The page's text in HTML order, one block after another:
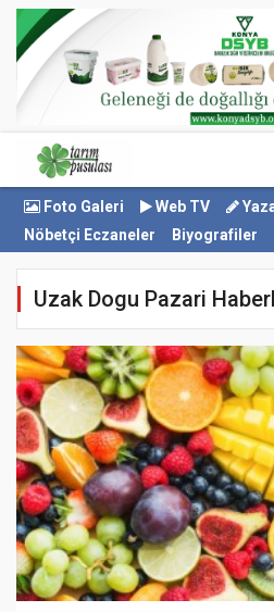
Foto Galeri Web TV
Nöbetçi Eczaneler
Biyografiler
Uzak Dogu Pazari